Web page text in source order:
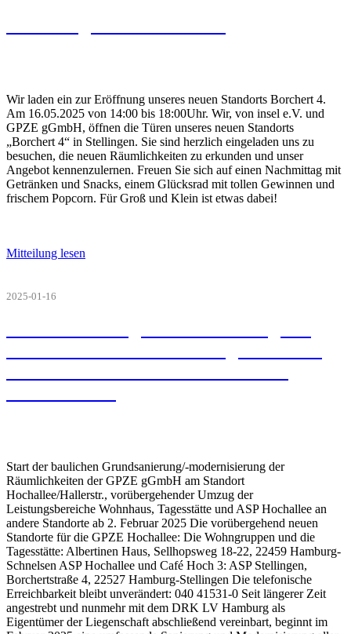
Wir laden ein zur Eröffnung unseres neuen Standorts Borchert 4.
Am 16.05.2025 von 14:00 bis 18:00Uhr. Wir, von insel e.V. und
GPZE gGmbH, öffnen die Türen unseres neuen Standorts
„Borchert 4“ in Stellingen. Sie sind herzlich eingeladen uns zu
besuchen, die neuen Räumlichkeiten zu erkunden und unser
Angebot kennenzulernen. Freuen Sie sich auf einen Nachmittag mit
Getränken und Snacks, einem Glücksrad mit tollen Gewinnen und
frischem Popcorn. Für Groß und Klein ist etwas dabei!
Mitteilung lesen
2025-01-16
Start der baulichen Grundsanierung/-modernisierung der
Räumlichkeiten der GPZE gGmbH am Standort
Hochallee/Hallerstr., vorübergehender Umzug der
Leistungsbereiche Wohnhaus, Tagesstätte und ASP Hochallee an
andere Standorte ab 2. Februar 2025 Die vorübergehend neuen
Standorte für die GPZE Hochallee: Die Wohngruppen und die
Tagesstätte: Albertinen Haus, Sellhopsweg 18-22, 22459 Hamburg-
Schnelsen ASP Hochallee und Café Hoch 3: ASP Stellingen,
Borchertstraße 4, 22527 Hamburg-Stellingen Die telefonische
Erreichbarkeit bleibt unverändert: 040 41531-0 Seit längerer Zeit
angestrebt und nunmehr mit dem DRK LV Hamburg als
Eigentümer der Liegenschaft abschließend vereinbart, beginnt im